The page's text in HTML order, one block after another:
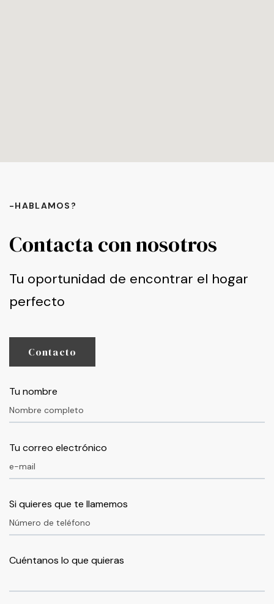
-HABLAMOS?
Contacta con nosotros
Tu oportunidad de encontrar el hogar
perfecto
Contacto
Tu nombre
Tu correo electrónico
Si quieres que te llamemos
Cuéntanos lo que quieras